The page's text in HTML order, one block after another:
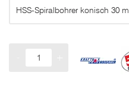
HSS-Spiralbohrer konisch 30